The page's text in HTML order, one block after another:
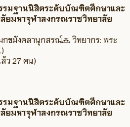
รมฐานนิสิตระดับบัณฑิตศึกษาและ
ยมหาจุฬาลงกรณราชวิทยาลัย
กขมังคลานุกสรณ์🙏 วิทยากร: พระ
ว 27 คน)
รมฐานนิสิตระดับบัณฑิตศึกษาและ
ยมหาจุฬาลงกรณราชวิทยาลัย